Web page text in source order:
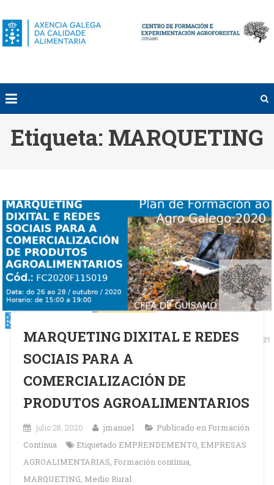
al
contenido
Etiqueta: MARQUETING
MARQUETING DIXITAL E REDES
SOCIAIS PARA A
COMERCIALIZACIÓN DE
PRODUTOS AGROALIMENTARIOS
julio 28, 2020 jmanuel Publicado en Formación
Contínua
Etiquetado EMPRENDEMENTO, EMPRESAS
AGROALIMENTARIAS, Formación contínua,
MARQUETING, Medio Rural